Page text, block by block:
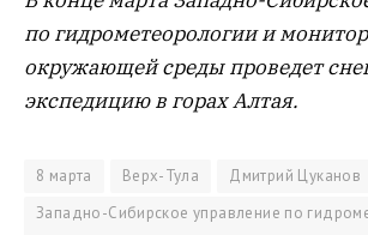
по гидрометеорологии и
окружающей среды проведет
экспедицию в горах Алтая.
8 марта Верх-Тула
Дмитрий Цуканов
Западно-Сибирское управление по